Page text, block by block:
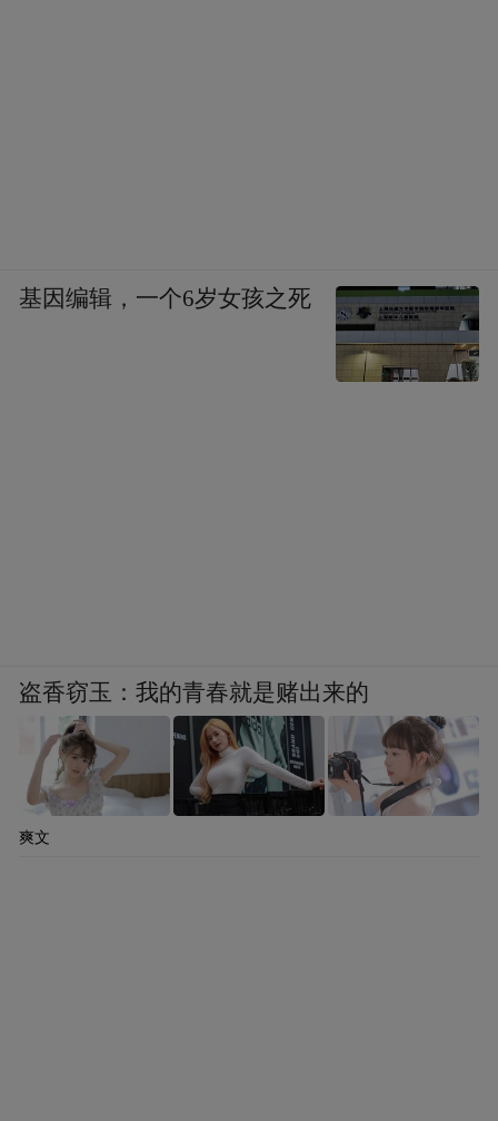
基因编辑，一个6岁女孩之死
盗香窃玉：我的青春就是赌出来的
爽文